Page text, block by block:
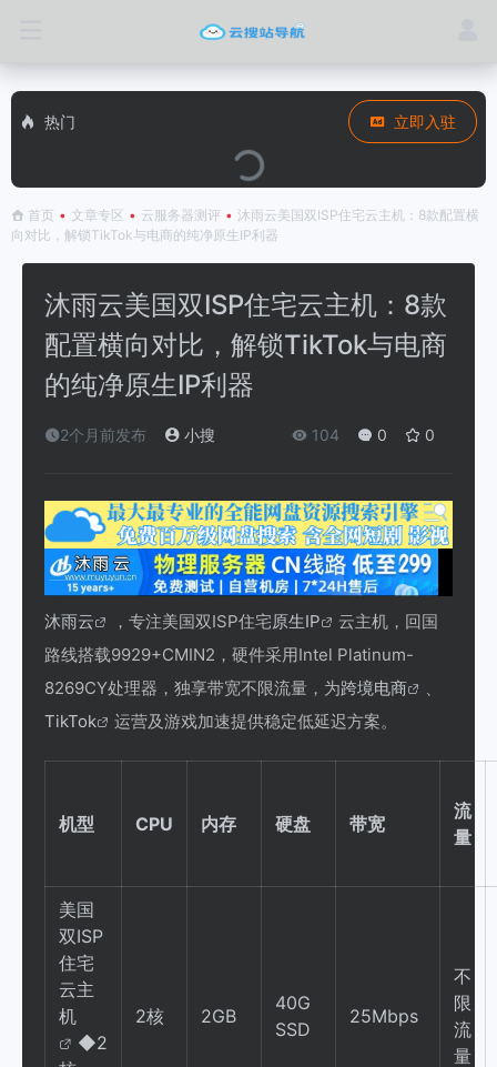
热门 立即入驻
首页 • 文章专区 • 云服务器测评 • 沐雨云美国双ISP住宅云主机：8款配置横
向对比，解锁TikTok与电商的纯净原生IP利器
沐雨云美国双ISP住宅云主机：8款
配置横向对比，解锁TikTok与电商
的纯净原生IP利器
2个月前发布 小搜 104 0 0
沐雨云 ，专注美国双ISP住宅原生IP
云主机，回国
路线搭载9929+CMIN2，硬件采用Intel Platinum-
8269CY处理器，独享带宽不限流量，为跨境电商
、
TikTok
运营及游戏加速提供稳定低延迟方案。
机型 CPU 内存 硬盘 带宽
流
量
美国
双ISP
住宅
云主
机
◆2
2核 2GB
40G
SSD
25Mbps
不
限
流
量